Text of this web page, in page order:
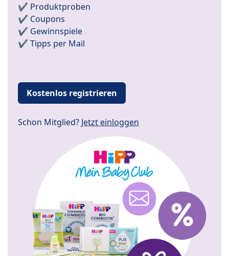
✔️ Produktproben
✔️ Coupons
✔️ Gewinnspiele
✔️ Tipps per Mail
Kostenlos registrieren
Schon Mitglied? Jetzt einloggen